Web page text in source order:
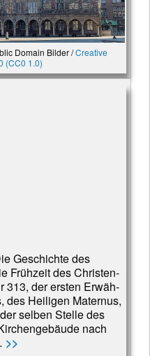
Domain Bilder /Creative
(CC0 1.0)
Ge­schich­te des
Früh­zeit des Christen­
313, der ersten Er­wäh­
des Heili­gen Mater­nus,
selben Stel­le des
nach
>>